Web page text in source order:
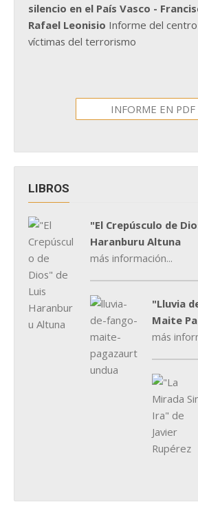
silencio en el País Vasco -
Rafael Leonisio Informe del
víctimas del terrorismo
INFORME EN PDF
LIBROS
"El Crepúsculo de
Haranburu Altuna
más información...
"Lluvia
Maite
más